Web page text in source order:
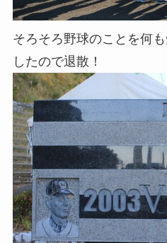
そろそろ野球のことを何
したので退散！